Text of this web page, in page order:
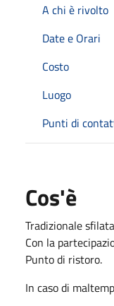
A chi è rivolto
Date e Orari
Costo
Luogo
Punti di
Cos'è
Tradizionale
Con la
Punto di ristoro.
In caso di